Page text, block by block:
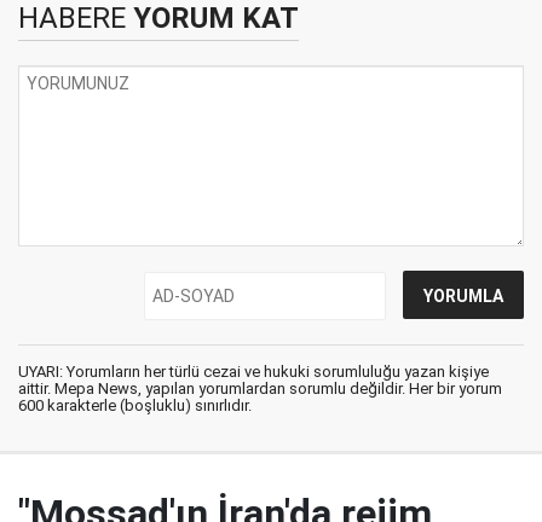
HABERE YORUM KAT
UYARI: Yorumların her türlü cezai ve hukuki sorumluluğu yazan kişiye
aittir. Mepa News, yapılan yorumlardan sorumlu değildir. Her bir yorum
600 karakterle (boşluklu) sınırlıdır.